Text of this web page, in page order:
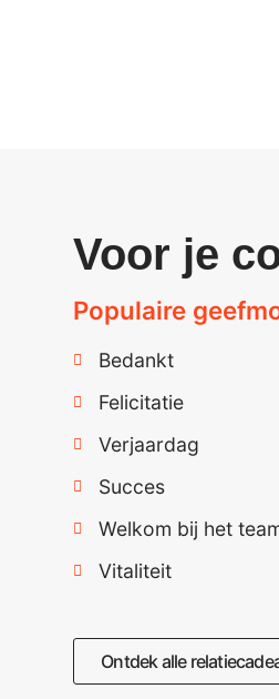
Voor je
Populaire
Bedankt
Felicitatie
Verjaardag
Succes
Welkom bij het
Vitaliteit
Ontdek alle